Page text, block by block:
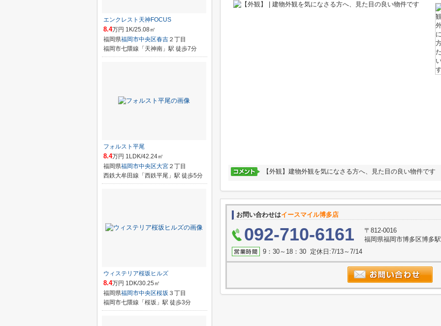
【外観】建物外観を気になさる方へ、見た目の良い物件です
お問い合わせはイースマイル博多店
092-710-6161
〒812-0016
福岡県福岡市博多区博多
9：30～18：30 定休日:7/13～7/14
エンクレスト天神FOCUS
8.4万円 1K/25.08㎡
福岡県福岡市中央区春吉 ２丁目
福岡市七隈線「天神南」駅 徒歩7分
フォルスト平尾
8.4万円 1LDK/42.24㎡
福岡県福岡市中央区大宮 ２丁目
西鉄大牟田線「西鉄平尾」駅 徒歩5分
ウィステリア桜坂ヒルズ
8.4万円 1DK/30.25㎡
福岡県福岡市中央区桜坂 ３丁目
福岡市七隈線「桜坂」駅 徒歩3分